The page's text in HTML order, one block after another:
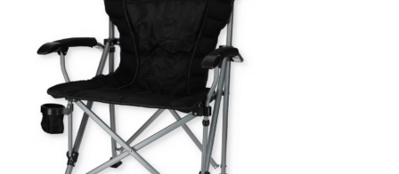
540
4,6
Google
Facebook
Instagram